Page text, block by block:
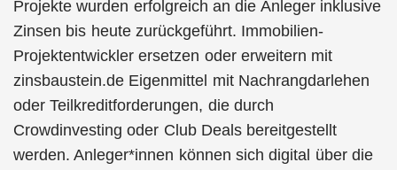
Projekte wurden erfolgreich an die Anleger inklusive
Zinsen bis heute zurückgeführt. Immobilien-
Projektentwickler ersetzen oder erweitern mit
zinsbaustein.de Eigenmittel mit Nachrangdarlehen
oder Teilkreditforderungen, die durch
Crowdinvesting oder Club Deals bereitgestellt
werden. Anleger*innen können sich digital über die